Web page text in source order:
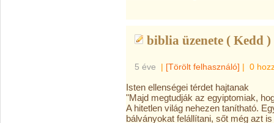
biblia üzenete ( Kedd )
5 éve | [Törölt felhasználó] | 0
Isten ellenségei térdet hajtanak
"Majd megtudják az egyiptomiak,
A hitetlen világ nehezen tanítható.
bálványokat felállítani, sőt még azt